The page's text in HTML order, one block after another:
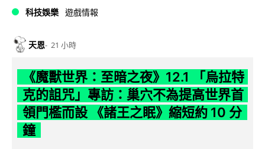
科技娛樂 遊戲情報
天恩 21 小時
《魔獸世界：至暗之夜》12.1 「烏拉特
克的詛咒」專訪：巢穴不為提高世界首
領門檻而設 《諸王之眠》縮短約 10 分
鐘